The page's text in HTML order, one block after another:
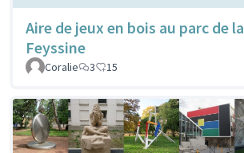
Aire de jeux en bois au parc de la
Feyssine
Coralie 3 15